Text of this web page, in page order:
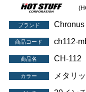
ブランド Chronus
商品コード ch112-
商品名 CH-112
カラー メタリ